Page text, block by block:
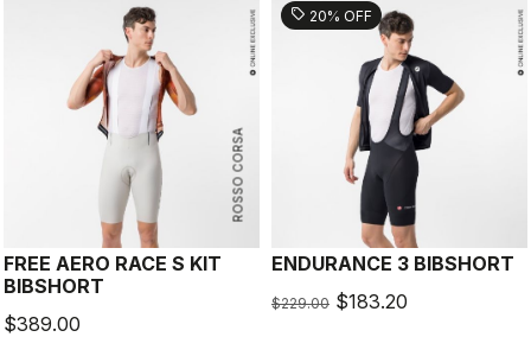
ROSSO CORSA
FREE AERO RACE S KIT
BIBSHORT
$389.00
sell 20% OFF
ENDURANCE 3 BIBSHORT
$229.00 $183.20